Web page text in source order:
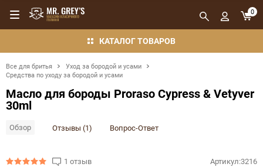
КАТАЛОГ ТОВАРОВ
0
Все для бритья
Уход за бородой и усами
Средства по уходу за бородой и усами
Масло для бороды Proraso Cypress & Vetyver
30ml
Обзор Отзывы (1) Вопрос-Ответ
Артикул:3216
1 отзыв